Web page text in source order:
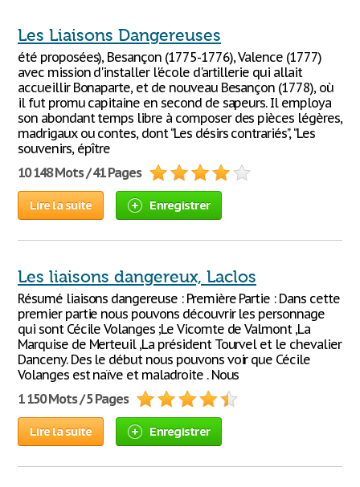
Les Liaisons Dangereuses
été proposées), Besançon (1775-1776), Valence (1777)
avec mission d'installer l'école d'artillerie qui allait
accueillir Bonaparte, et de nouveau Besançon (1778), où
il fut promu capitaine en second de sapeurs. Il employa
son abondant temps libre à composer des pièces légères,
madrigaux ou contes, dont ‘’Les désirs contrariés’’, ‘’Les
souvenirs, épître
10 148 Mots / 41 Pages
Lire la suite Enregistrer
Les liaisons dangereux, Laclos
Résumé liaisons dangereuse : Première Partie : Dans cette
premier partie nous pouvons découvrir les personnage
qui sont Cécile Volanges ;Le Vicomte de Valmont ,La
Marquise de Merteuil ,La président Tourvel et le chevalier
Danceny. Des le début nous pouvons voir que Cécile
Volanges est naïve et maladroite . Nous
1 150 Mots / 5 Pages
Lire la suite Enregistrer